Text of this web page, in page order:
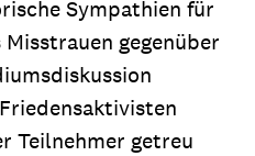
Sympathien für
gegenüber
Teilnehmer getreu